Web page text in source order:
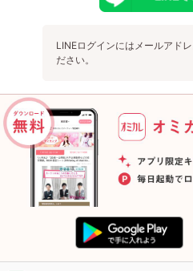
LINEログインにはメールアド
ださい。